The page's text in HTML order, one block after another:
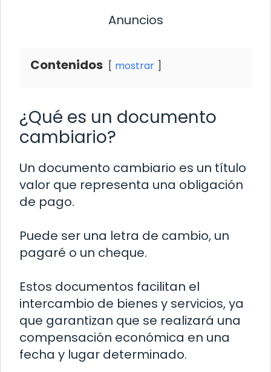
Anuncios
Contenidos mostrar
¿Qué es un documento
cambiario?
Un documento cambiario es un título
valor que representa una obligación
de pago.
Puede ser una letra de cambio, un
pagaré o un cheque.
Estos documentos facilitan el
intercambio de bienes y servicios, ya
que garantizan que se realizará una
compensación económica en una
fecha y lugar determinado.